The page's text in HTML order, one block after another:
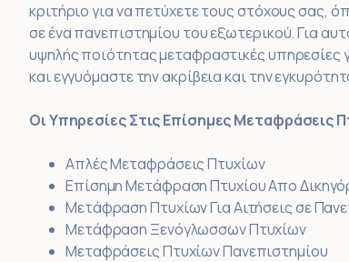
κριτήριο για να πετύχετε τους στόχους σας,
σε ένα πανεπιστημίου του εξωτερικού. Για
υψηλής ποιότητας μεταφραστικές
και εγγυόμαστε την ακρίβεια και την
Οι Υπηρεσίες Στις Επίσημες Μεταφράσεις
Απλές Μεταφράσεις Πτυχίων
Επίσημη Μετάφραση Πτυχίου Απο
Μετάφραση Πτυχίων Για Αιτήσεις σε
Μετάφραση Ξενόγλωσσων Πτυχίων
Μεταφράσεις Πτυχίων Πανεπιστημίου